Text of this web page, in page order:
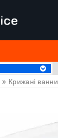
» Крижані ванни